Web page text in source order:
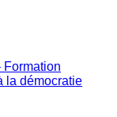
Formation
la démocratie